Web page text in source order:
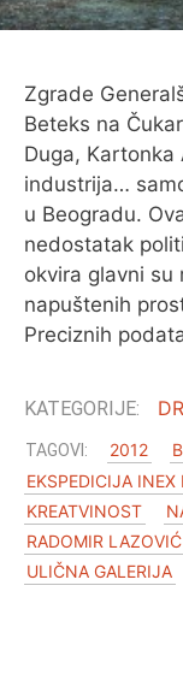
Zgrade
Beteks na
Duga, Kartonka
industrija…
u Beogradu.
nedostatak
okvira glavni su
napuštenih
Preciznih
2012
EKSPEDICIJA INEX
KREATVINOST
RADOMIR LAZOVIĆ
ULIČNA GALERIJA